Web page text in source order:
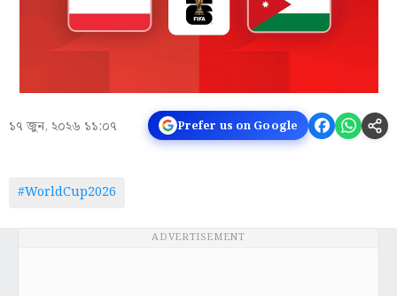
১৭ জুন, ২০২৬ ১১:০৭ Prefer us on Google
#WorldCup2026
ADVERTISEMENT